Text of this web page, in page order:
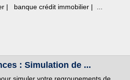
| banque crédit immobilier | ...
: Simulation de ...